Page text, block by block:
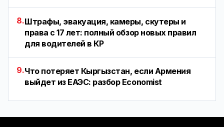
8.Штрафы, эвакуация, камеры, скутеры и
права с 17 лет: полный обзор новых правил
для водителей в КР
9.Что потеряет Кыргызстан, если Армения
выйдет из ЕАЭС: разбор Economist